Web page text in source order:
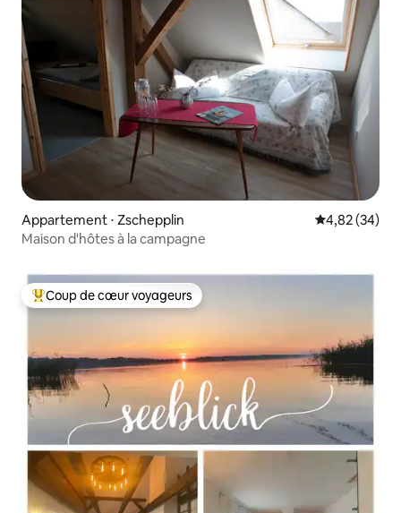
Appartement ⋅ Zschepplin Évaluation
4,82 (34)
Maison d'hôtes à la campagne
Coups de cœur voyageurs les plus appréciés
Coup de cœur voyageurs